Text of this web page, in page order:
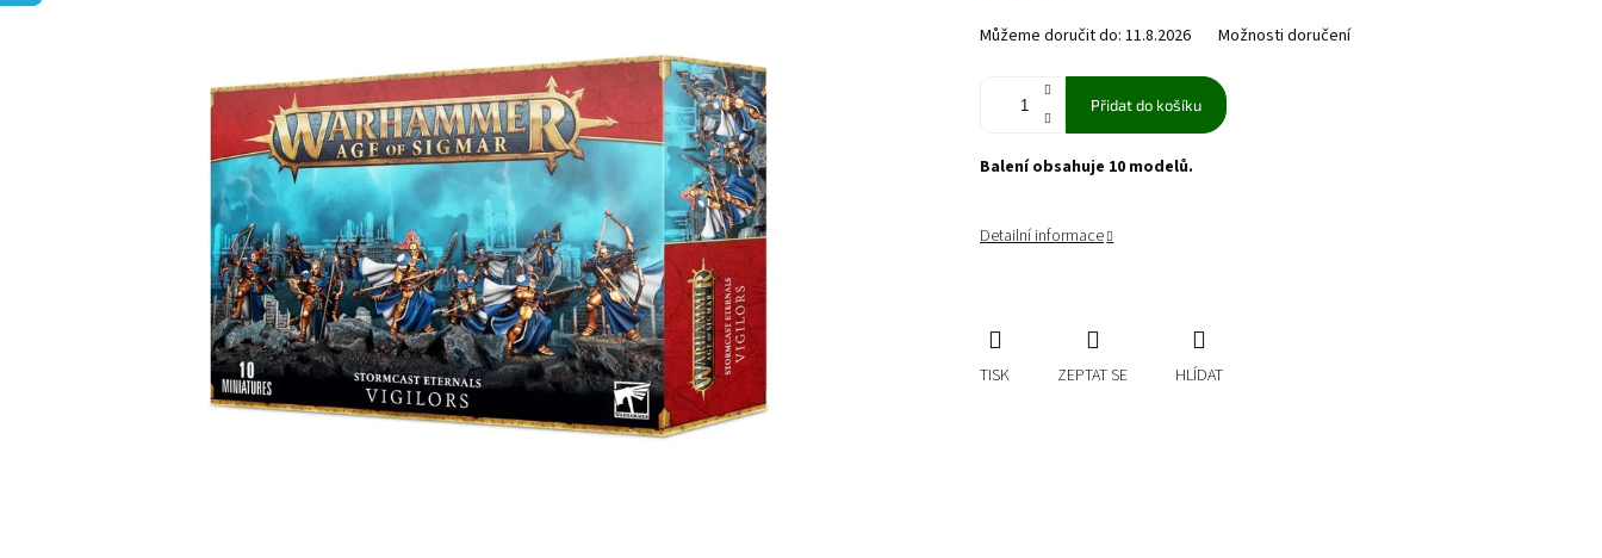
Můžeme doručit do: 11.8.2026 Možnosti doručení
Přidat do košíku
Balení obsahuje 10 modelů.
Detailní informace
TISK ZEPTAT SE HLÍDAT